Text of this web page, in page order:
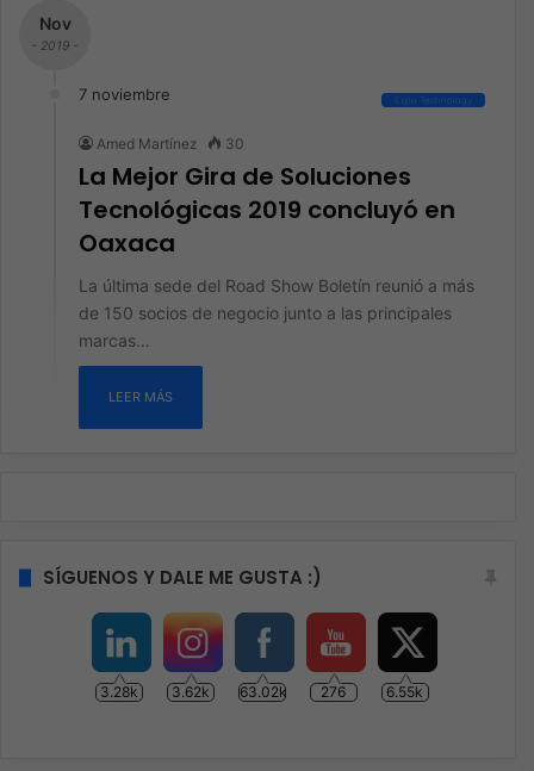
Nov
- 2019 -
7 noviembre Expo Technology
Amed Martínez 30
La Mejor Gira de Soluciones
Tecnológicas 2019 concluyó en
Oaxaca
La última sede del Road Show Boletín reunió a más
de 150 socios de negocio junto a las principales
marcas…
LEER MÁS
SÍGUENOS Y DALE ME GUSTA :)
3.28k 3.62k 63.02k 276 6.55k